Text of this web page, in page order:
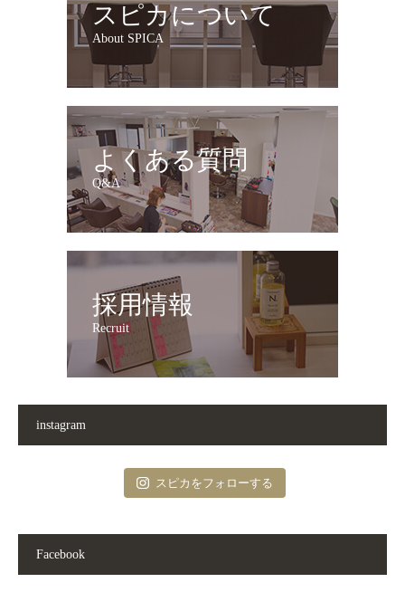
スピカについて
About SPICA
よくある質問
Q&A
採用情報
Recruit
instagram
スピカをフォローする
Facebook